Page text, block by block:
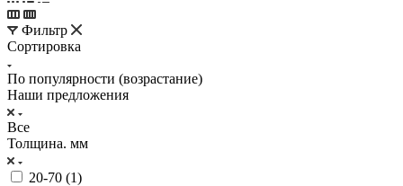
Фильтр
Сортировка
По популярности (возрастание)
Наши предложения
Все
Толщина. мм
20-70 (1)